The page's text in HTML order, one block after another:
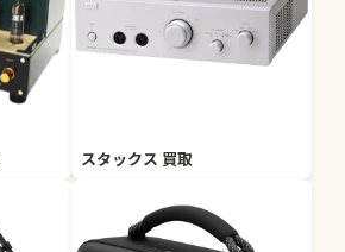
スタックス 買取